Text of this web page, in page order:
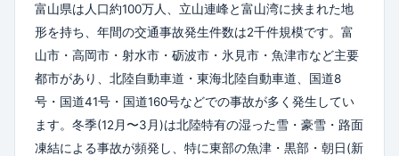
富山県は人口約100万人、立山連峰と富山湾に挟まれた地
形を持ち、年間の交通事故発生件数は2千件規模です。富
山市・高岡市・射水市・砺波市・氷見市・魚津市など主要
都市があり、北陸自動車道・東海北陸自動車道、国道8
号・国道41号・国道160号などでの事故が多く発生してい
ます。冬季(12月〜3月)は北陸特有の湿った雪・豪雪・路面
凍結による事故が頻発し、特に東部の魚津・黒部・朝日(新